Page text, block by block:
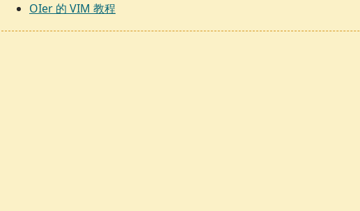
OIer 的 VIM 教程